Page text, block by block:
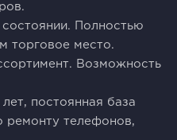
Полностью
торговое место.
Возможность
постоянная база
ремонту телефонов,